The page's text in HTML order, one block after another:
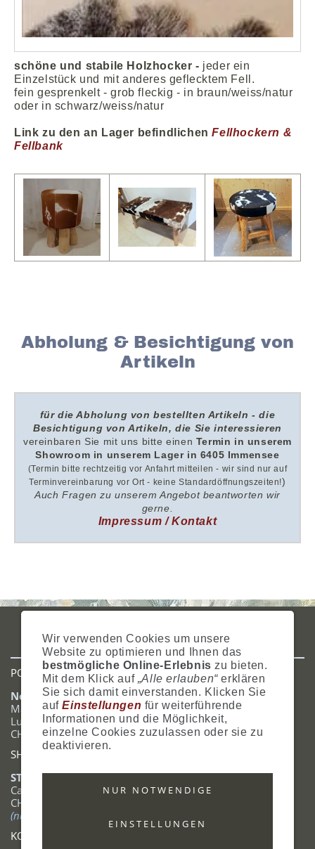
schöne und stabile Holzhocker - jeder ein
Einzelstück und mit anderes geflecktem Fell.
fein gesprenkelt - grob fleckig - in braun/weiss/natur
oder in schwarz/weiss/natur
Link zu den an Lager befindlichenFellhockern &
Fellbank
Abholung & Besichtigung von
Artikeln
für die Abholung von bestellten Artikeln - die
Besichtigung von Artikeln, die Sie interessieren
vereinbaren Sie mit uns bitteeinen Termin in unserem
Showroom in unserem Lager in 6405 Immensee
(Termin bitte rechtzeitig vor Anfahrt mitteilen - wir sind nur auf
Terminvereinbarung vor Ort - keine Standardöffnungszeiten!)
Auch Fragen zu unserem Angebot beantworten wir
gerne.
Impressum / Kontakt
WIDERRUFSRECHTSITEMAPHILFECOOKIES
POSTADRESSE
Nostalgie- & Geschenk Shop
Maja Schmid
Luzernerstrasse 14
CH-6353 Weggis
SHOWROOM
STANDORT:
Calendariaweg 1
CH-6405 Immensee
(nur auf Terminabsprache)
KONTAKT
Wir verwenden Cookies um unsere
Website zu optimieren und Ihnen das
bestmögliche Online-Erlebnis zu bieten.
Mit dem Klick auf „Alle erlauben“erklären
Sie sich damit einverstanden. Klicken Sie
aufEinstellungen für weiterführende
Informationen und die Möglichkeit,
einzelne Cookies zuzulassen oder sie zu
deaktivieren.
NUR NOTWENDIGE
EINSTELLUNGEN